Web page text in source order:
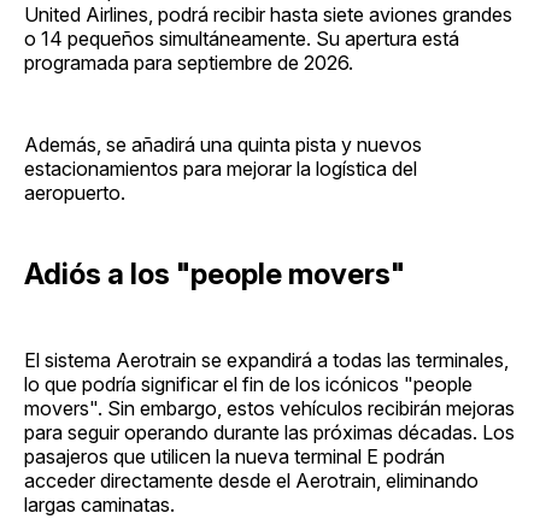
United Airlines, podrá recibir hasta siete aviones grandes
o 14 pequeños simultáneamente. Su apertura está
programada para septiembre de 2026.
Además, se añadirá una quinta pista y nuevos
estacionamientos para mejorar la logística del
aeropuerto.
Adiós a los "people movers"
El sistema Aerotrain se expandirá a todas las terminales,
lo que podría significar el fin de los icónicos "people
movers". Sin embargo, estos vehículos recibirán mejoras
para seguir operando durante las próximas décadas. Los
pasajeros que utilicen la nueva terminal E podrán
acceder directamente desde el Aerotrain, eliminando
largas caminatas.